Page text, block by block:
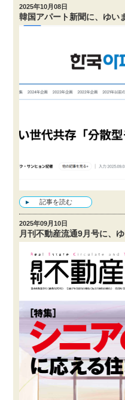
2025年10月08日
韓国アパート新聞に、ゆい
記事を読む
2025年09月10日
月刊不動産流通9月号に、